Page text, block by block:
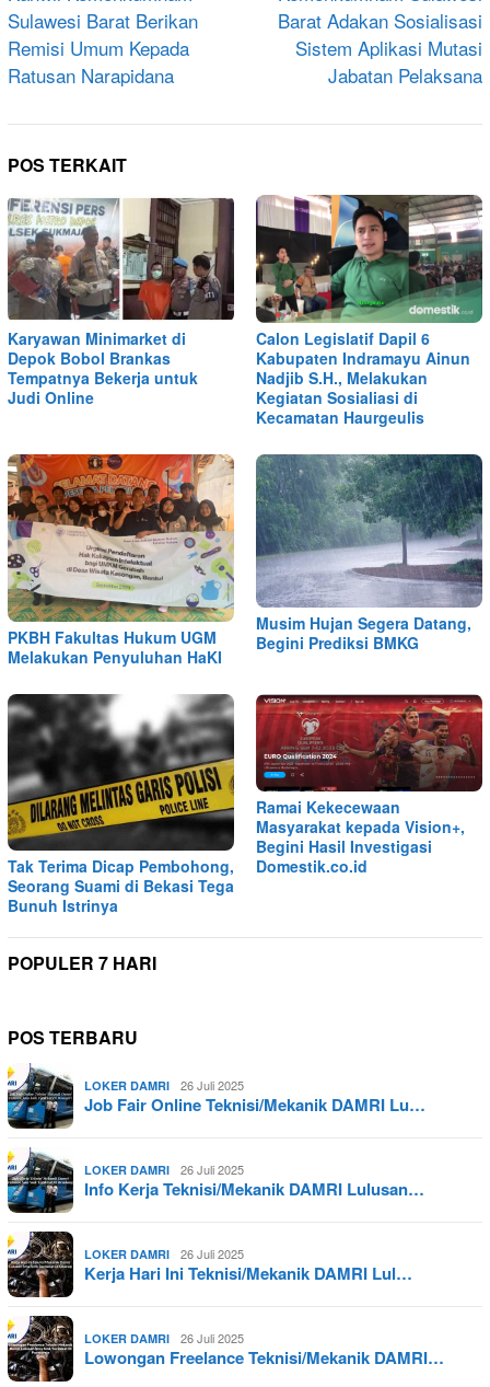
Sulawesi Barat Berikan
Remisi Umum Kepada
Ratusan Narapidana
Barat Adakan Sosialisasi
Sistem Aplikasi Mutasi
Jabatan Pelaksana
POS TERKAIT
Karyawan Minimarket di
Depok Bobol Brankas
Tempatnya Bekerja untuk
Judi Online
Calon Legislatif Dapil 6
Kabupaten Indramayu Ainun
Nadjib S.H., Melakukan
Kegiatan Sosialiasi di
Kecamatan Haurgeulis
PKBH Fakultas Hukum UGM
Melakukan Penyuluhan HaKI
Musim Hujan Segera Datang,
Begini Prediksi BMKG
Tak Terima Dicap Pembohong,
Seorang Suami di Bekasi Tega
Bunuh Istrinya
Ramai Kekecewaan
Masyarakat kepada Vision+,
Begini Hasil Investigasi
Domestik.co.id
POPULER 7 HARI
POS TERBARU
LOKER DAMRI 26 Juli 2025
Job Fair Online Teknisi/Mekanik DAMRI Lu…
LOKER DAMRI 26 Juli 2025
Info Kerja Teknisi/Mekanik DAMRI Lulusan…
LOKER DAMRI 26 Juli 2025
Kerja Hari Ini Teknisi/Mekanik DAMRI Lul…
LOKER DAMRI 26 Juli 2025
Lowongan Freelance Teknisi/Mekanik DAMRI…